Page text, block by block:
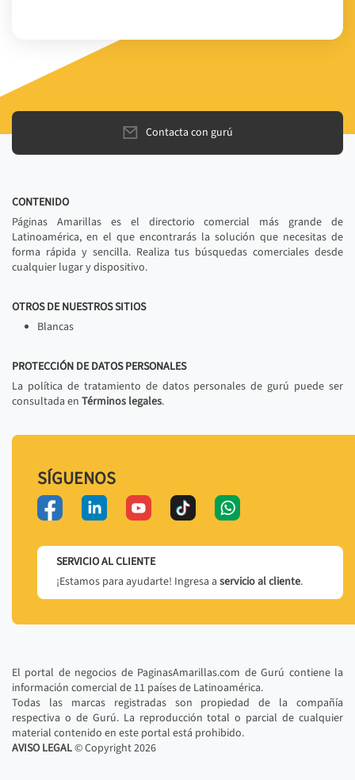
Contacta con gurú
CONTENIDO
Páginas Amarillas es el directorio comercial más grande de
Latinoamérica, en el que encontrarás la solución que necesitas de
forma rápida y sencilla. Realiza tus búsquedas comerciales desde
cualquier lugar y dispositivo.
OTROS DE NUESTROS SITIOS
Blancas
PROTECCIÓN DE DATOS PERSONALES
La política de tratamiento de datos personales de gurú puede ser
consultada en Términos legales.
SÍGUENOS
SERVICIO AL CLIENTE
¡Estamos para ayudarte! Ingresa a servicio al cliente.
El portal de negocios de PaginasAmarillas.com de Gurú contiene la
información comercial de 11 países de Latinoamérica.
Todas las marcas registradas son propiedad de la compañía
respectiva o de Gurú. La reproducción total o parcial de cualquier
material contenido en este portal está prohibido.
AVISO LEGAL© Copyright2026